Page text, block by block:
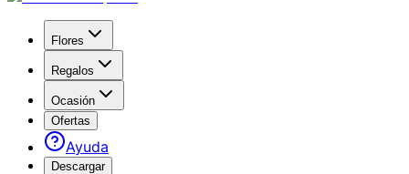
Flores
Regalos
Ocasión
Ofertas
Ayuda
Descargar